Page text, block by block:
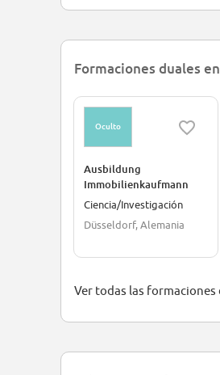
Formaciones duales en
Oculto
Ausbildung
Immobilienkaufmann
(m/w/d) - Maklerwesen
Ciencia/Investigación
Düsseldorf, Alemania
Ver todas las formaciones